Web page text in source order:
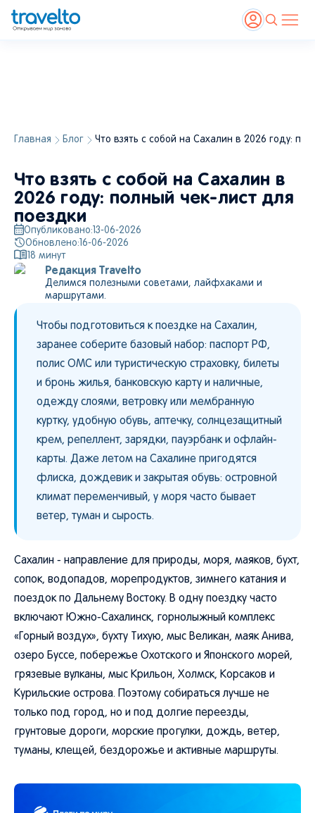
Главная Блог Что взять с собой на Сахалин в 2026 году:
Что взять с собой на Сахалин в
2026 году: полный чек-лист для
поездки
Опубликовано: 13-06-2026
Обновлено: 16-06-2026
18 минут
Редакция Travelto
Делимся полезными советами, лайфхаками и
маршрутами.
Чтобы подготовиться к поездке на Сахалин,
заранее соберите базовый набор: паспорт РФ,
полис ОМС или туристическую страховку, билеты
и бронь жилья, банковскую карту и наличные,
одежду слоями, ветровку или мембранную
куртку, удобную обувь, аптечку, солнцезащитный
крем, репеллент, зарядки, пауэрбанк и офлайн-
карты. Даже летом на Сахалине пригодятся
флиска, дождевик и закрытая обувь: островной
климат переменчивый, у моря часто бывает
ветер, туман и сырость.
Сахалин - направление для природы, моря, маяков, бухт,
сопок, водопадов, морепродуктов, зимнего катания и
поездок по Дальнему Востоку. В одну поездку часто
включают Южно-Сахалинск, горнолыжный комплекс
«Горный воздух», бухту Тихую, мыс Великан, маяк Анива,
озеро Буссе, побережье Охотского и Японского морей,
грязевые вулканы, мыс Крильон, Холмск, Корсаков и
Курильские острова. Поэтому собираться лучше не
только под город, но и под долгие переезды,
грунтовые дороги, морские прогулки, дождь, ветер,
туманы, клещей, бездорожье и активные маршруты.